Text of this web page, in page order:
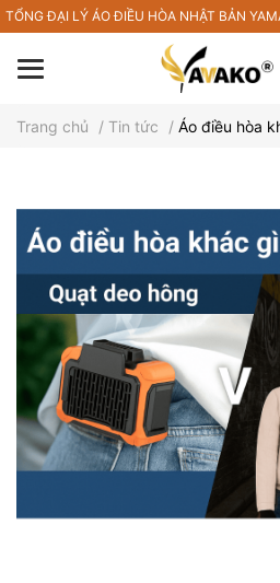
TỔNG ĐẠI LÝ ÁO ĐIỀU HÒA NHẬT BẢN
Trang chủ / Tin tức / Áo điều hòa